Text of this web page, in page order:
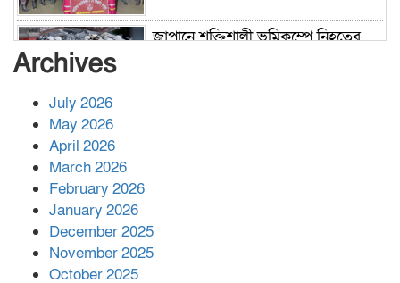
জাপানে শক্তিশালী ভূমিকম্পে নিহতের
Archives
July 2026
May 2026
April 2026
March 2026
February 2026
January 2026
December 2025
November 2025
October 2025